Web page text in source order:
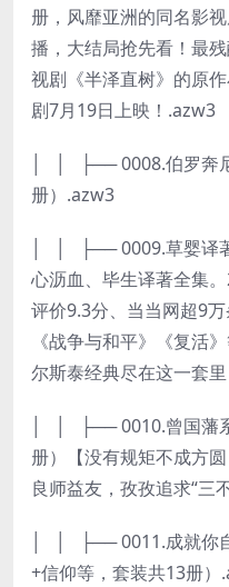
册，风靡亚洲的同名影
播，大结局抢先看！最
视剧《半泽直树》的原
剧7月19日上映！.azw3
│ │ ├── 0008.伯罗奔
册）.azw3
│ │ ├── 0009.草婴译
心沥血、毕生译著全集
评价9.3分、当当网超9万
《战争与和平》《复活
尔斯泰经典尽在这一套
│ │ ├── 0010.曾国藩
册）【没有规矩不成方
良师益友，孜孜追求“三
│ │ ├── 0011.成就你
+信仰等，套装共13册）